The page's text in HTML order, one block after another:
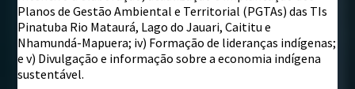
Planos de Gestão Ambiental e Territorial (PGTAs) das TIs
Pinatuba Rio Mataurá, Lago do Jauari, Caititu e
Nhamundá-Mapuera; iv) Formação de lideranças indígenas;
e v) Divulgação e informação sobre a economia indígena
sustentável.